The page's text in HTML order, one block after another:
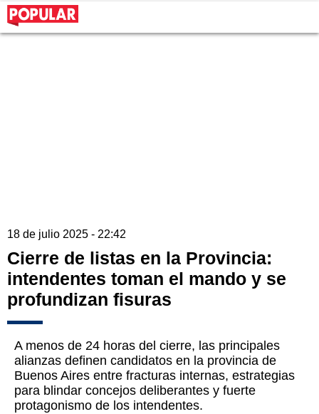
18 de julio 2025 - 22:42
Cierre de listas en la Provincia:
intendentes toman el mando y se
profundizan fisuras
A menos de 24 horas del cierre, las principales
alianzas definen candidatos en la provincia de
Buenos Aires entre fracturas internas, estrategias
para blindar concejos deliberantes y fuerte
protagonismo de los intendentes.